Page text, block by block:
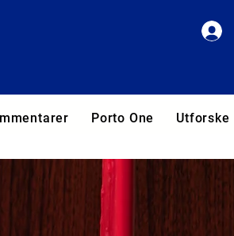
Porto One Utforske